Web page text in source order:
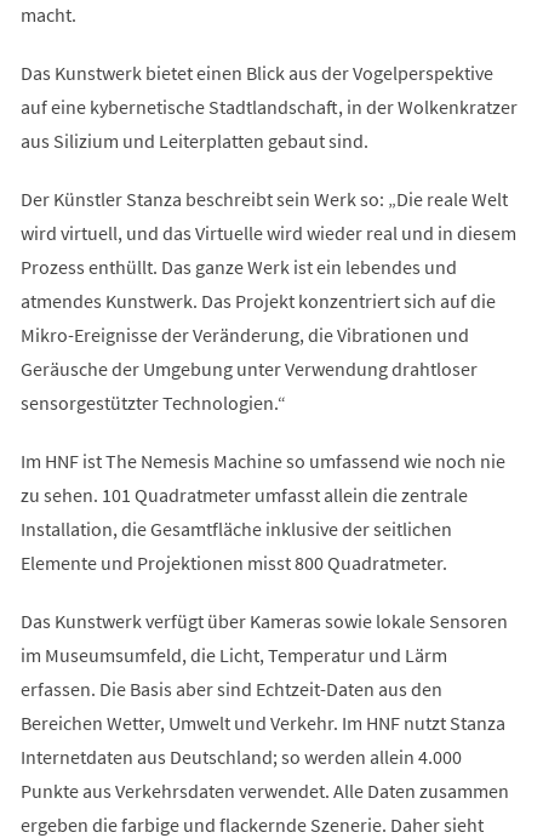
macht.
Das Kunstwerk bietet einen Blick aus der Vogelperspektive
auf eine kybernetische Stadtlandschaft, in der Wolkenkratzer
aus Silizium und Leiterplatten gebaut sind.
Der Künstler Stanza beschreibt sein Werk so: „Die reale Welt
wird virtuell, und das Virtuelle wird wieder real und in diesem
Prozess enthüllt. Das ganze Werk ist ein lebendes und
atmendes Kunstwerk. Das Projekt konzentriert sich auf die
Mikro-Ereignisse der Veränderung, die Vibrationen und
Geräusche der Umgebung unter Verwendung drahtloser
sensorgestützter Technologien.“
Im HNF ist The Nemesis Machine so umfassend wie noch nie
zu sehen. 101 Quadratmeter umfasst allein die zentrale
Installation, die Gesamtfläche inklusive der seitlichen
Elemente und Projektionen misst 800 Quadratmeter.
Das Kunstwerk verfügt über Kameras sowie lokale Sensoren
im Museumsumfeld, die Licht, Temperatur und Lärm
erfassen. Die Basis aber sind Echtzeit-Daten aus den
Bereichen Wetter, Umwelt und Verkehr. Im HNF nutzt Stanza
Internetdaten aus Deutschland; so werden allein 4.000
Punkte aus Verkehrsdaten verwendet. Alle Daten zusammen
ergeben die farbige und flackernde Szenerie. Daher sieht